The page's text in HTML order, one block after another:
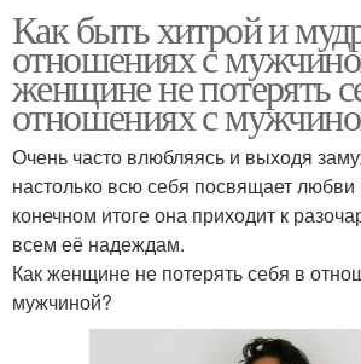
Как быть хитрой и
отношениях с
женщине не потерять
отношениях с
Очень часто влюбляясь и выходя
настолько всю себя посвящает любви
конечном итоге она приходит к
всем её надеждам.
Как женщине не потерять себя в
мужчиной?